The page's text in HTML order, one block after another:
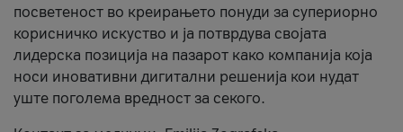
посветеност во креирањето понуди за супериорно
корисничко искуство и ја потврдува својата
лидерска позиција на пазарот како компанија која
носи иновативни дигитални решенија кои нудат
уште поголема вредност за секого.